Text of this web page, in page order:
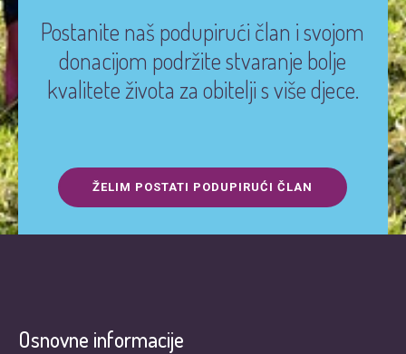
Postanite naš podupirući član i svojom
donacijom podržite stvaranje bolje
kvalitete života za obitelji s više djece.
ŽELIM POSTATI PODUPIRUĆI ČLAN
Osnovne informacije